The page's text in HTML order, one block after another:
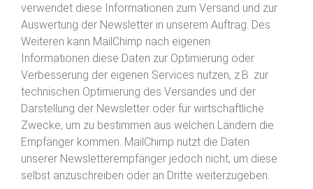
verwendet diese Informationen zum Versand und zur
Auswertung der Newsletter in unserem Auftrag. Des
Weiteren kann MailChimp nach eigenen
Informationen diese Daten zur Optimierung oder
Verbesserung der eigenen Services nutzen, z.B. zur
technischen Optimierung des Versandes und der
Darstellung der Newsletter oder für wirtschaftliche
Zwecke, um zu bestimmen aus welchen Ländern die
Empfänger kommen. MailChimp nutzt die Daten
unserer Newsletterempfänger jedoch nicht, um diese
selbst anzuschreiben oder an Dritte weiterzugeben.